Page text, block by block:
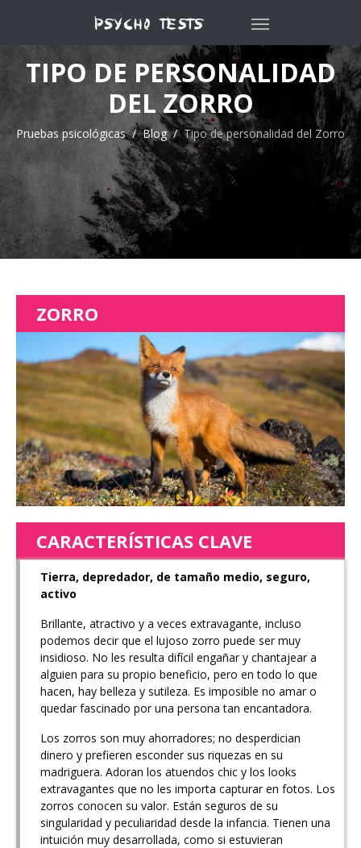
TIPO DE PERSONALIDAD
DEL ZORRO
Pruebas psicológicas Blog Tipo de personalidad del Zorro
ZORRO
CARACTERÍSTICAS CLAVE
Tierra, depredador, de tamaño medio, seguro,
activo
Brillante, atractivo y a veces extravagante, incluso
podemos decir que el lujoso zorro puede ser muy
insidioso. No les resulta difícil engañar y chantajear a
alguien para su propio beneficio, pero en todo lo que
hacen, hay belleza y sutileza. Es imposible no amar o
quedar fascinado por una persona tan encantadora.
Los zorros son muy ahorradores; no desperdician
dinero y prefieren esconder sus riquezas en su
madriguera. Adoran los atuendos chic y los looks
extravagantes que no les importa capturar en fotos. Los
zorros conocen su valor. Están seguros de su
singularidad y peculiaridad desde la infancia. Tienen una
intuición muy desarrollada, como si estuvieran